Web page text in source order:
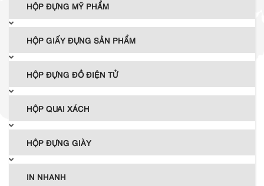
HỘP ĐỰNG MỸ PHẨM
HỘP GIẤY ĐỰNG SẢN PHẨM
HỘP ĐỰNG ĐỒ ĐIỆN TỬ
HỘP QUAI XÁCH
HỘP ĐỰNG GIÀY
IN NHANH